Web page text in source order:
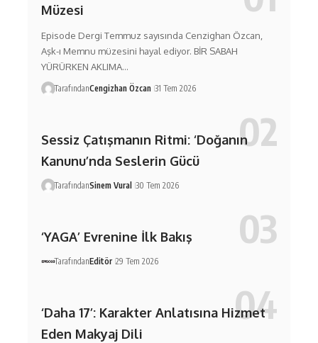
Müzesi
Episode Dergi Temmuz sayısında Cenzighan Özcan,
Aşk-ı Memnu müzesini hayal ediyor. BİR SABAH
YÜRÜRKEN AKLIMA…
TarafındanCengizhan Özcan 31 Tem 2026
Sessiz Çatışmanın Ritmi: ‘Doğanın
Kanunu’nda Seslerin Gücü
TarafındanSinem Vural 30 Tem 2026
‘YAGA’ Evrenine İlk Bakış
TarafındanEditör 29 Tem 2026
‘Daha 17’: Karakter Anlatısına Hizmet
Eden Makyaj Dili